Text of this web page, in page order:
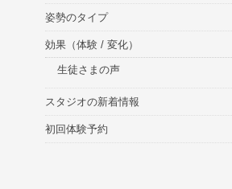
姿勢のタイプ
効果（体験 / 変化）
生徒さまの声
スタジオの新着情報
初回体験予約